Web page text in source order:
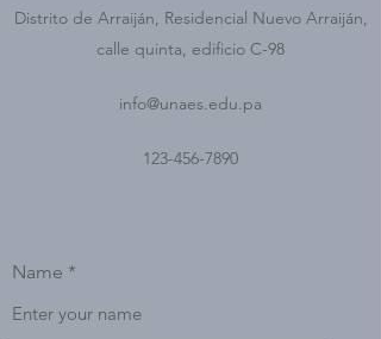
Distrito de Arraiján, Residencial Nuevo Arraiján,
calle quinta, edificio C-98
info@unaes.edu.pa
123-456-7890
Name